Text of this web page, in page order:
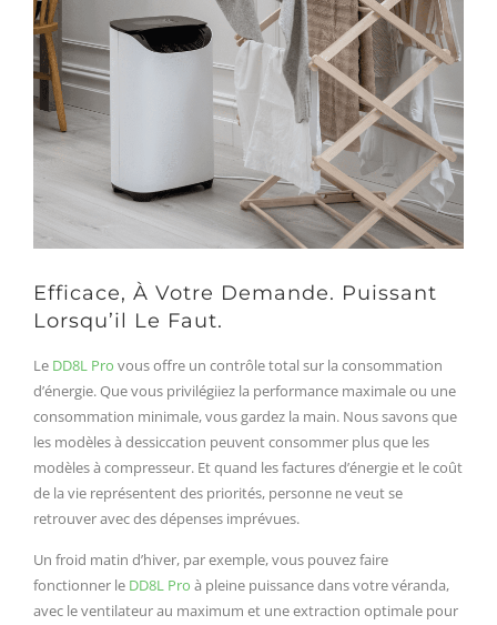
Efficace, À Votre Demande. Puissant
Lorsqu’il Le Faut.
Le DD8L Pro vous offre un contrôle total sur la consommation
d’énergie. Que vous privilégiiez la performance maximale ou une
consommation minimale, vous gardez la main. Nous savons que
les modèles à dessiccation peuvent consommer plus que les
modèles à compresseur. Et quand les factures d’énergie et le coût
de la vie représentent des priorités, personne ne veut se
retrouver avec des dépenses imprévues.
Un froid matin d’hiver, par exemple, vous pouvez faire
fonctionner le DD8L Pro à pleine puissance dans votre véranda,
avec le ventilateur au maximum et une extraction optimale pour